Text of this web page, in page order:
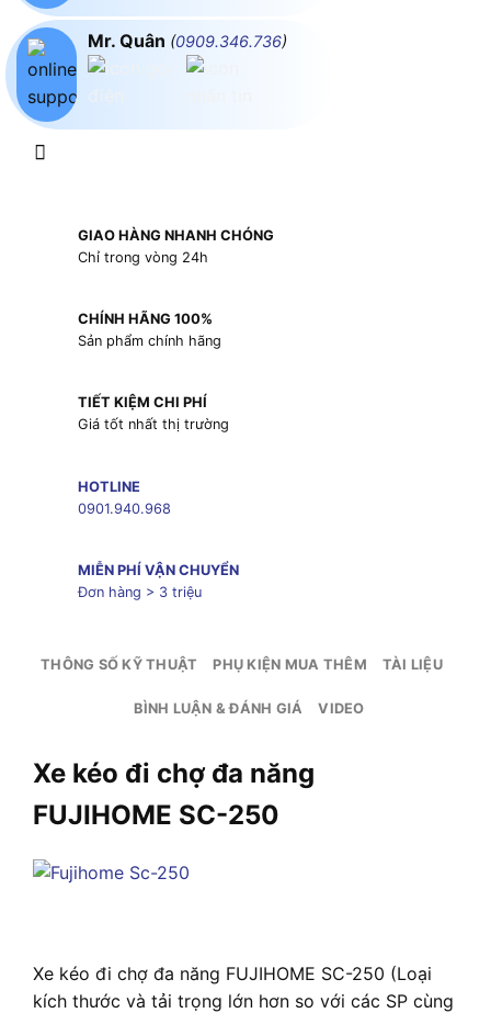
Mr. Quân (0909.346.736)
GIAO HÀNG NHANH CHÓNG
Chỉ trong vòng 24h
CHÍNH HÃNG 100%
Sản phẩm chính hãng
TIẾT KIỆM CHI PHÍ
Giá tốt nhất thị trường
HOTLINE
0901.940.968
MIỄN PHÍ VẬN CHUYỂN
Đơn hàng > 3 triệu
THÔNG SỐ KỸ THUẬT PHỤ KIỆN MUA THÊM TÀI LIỆU
BÌNH LUẬN & ĐÁNH GIÁ VIDEO
Xe kéo đi chợ đa năng
FUJIHOME SC-250
Xe kéo đi chợ đa năng FUJIHOME SC-250 (Loại
kích thước và tải trọng lớn hơn so với các SP cùng